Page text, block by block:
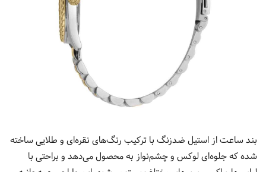
بند ساعت از استیل ضدزنگ با ترکیب رنگ‌های نقره‌ای و طلایی ساخته
شده که جلوه‌ای لوکس و چشم‌نواز به محصول می‌دهد و براحتی با